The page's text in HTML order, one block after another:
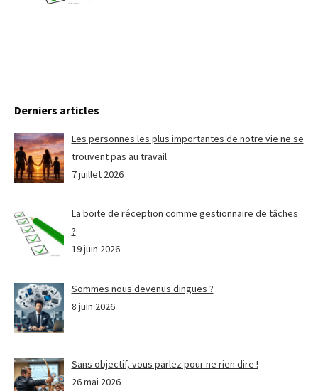
Derniers articles
Les personnes les plus importantes de notre vie ne se
trouvent pas au travail
7 juillet 2026
La boite de réception comme gestionnaire de tâches
?
19 juin 2026
Sommes nous devenus dingues ?
8 juin 2026
Sans objectif, vous parlez pour ne rien dire !
26 mai 2026